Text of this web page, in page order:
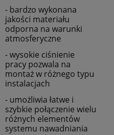
- bardzo wykonana
jakości materiału
odporna na warunki
atmosferyczne
- wysokie ciśnienie
pracy pozwala na
montaż w różnego typu
instalacjach
- umożliwia łatwe i
szybkie połączenie wielu
różnych elementów
systemu nawadniania